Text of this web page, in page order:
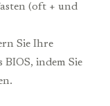
(oft + und
Sie Ihre
BIOS, indem Sie